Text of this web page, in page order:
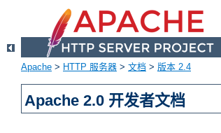
Apache > HTTP 服务器 > 文档 > 版本 2.4
Apache 2.0 开发者文档